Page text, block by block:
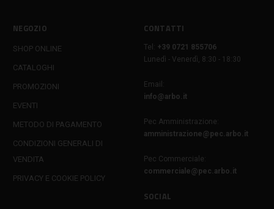
NEGOZIO
SHOP ONLINE
CATALOGHI
PROMOZIONI
EVENTI
METODO DI PAGAMENTO
CONDIZIONI GENERALI DI
VENDITA
PRIVACY E COOKIE POLICY
CONTATTI
Tel:
+39 0721 855706
Lunedì - Venerdì, 8:30 - 18:30
Email:
info@arbo.it
Pec Amministrazione:
amministrazione@pec.arbo.it
Pec Commerciale:
commerciale@pec.arbo.it
SOCIAL